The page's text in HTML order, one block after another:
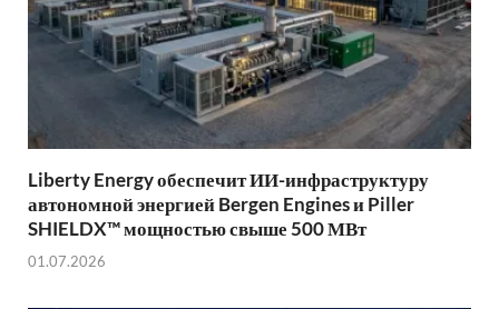
Liberty Energy обеспечит ИИ-инфраструктуру
автономной энергией Bergen Engines и Piller
SHIELDX™ мощностью свыше 500 МВт
01.07.2026